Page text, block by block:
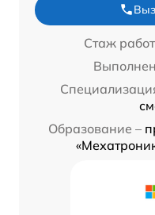
Стаж
Образование –